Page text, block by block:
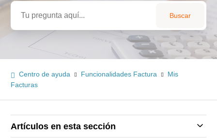
Centro de ayuda Funcionalidades Factura
Mis
Facturas
Artículos en esta sección